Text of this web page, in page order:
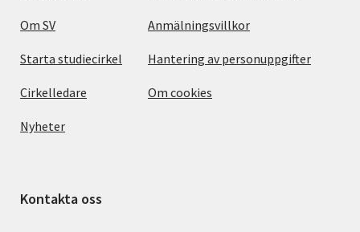
Om SV
Starta studiecirkel
Cirkelledare
Nyheter
Anmälningsvillkor
Hantering av personuppgifter
Om cookies
Kontakta oss